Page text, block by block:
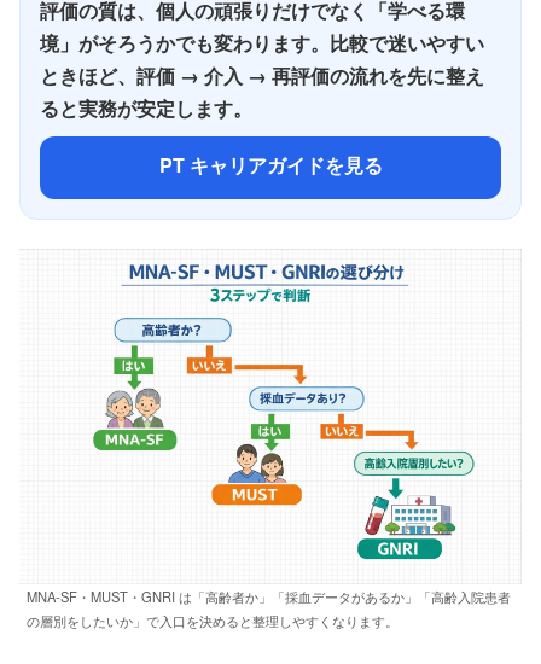
評価の質は、個人の頑張りだけでなく「学べる環
境」がそろうかでも変わります。比較で迷いやすい
ときほど、評価 → 介入 → 再評価の流れを先に整え
ると実務が安定します。
PT キャリアガイドを見る
MNA-SF・MUST・GNRI は「高齢者か」「採血データがあるか」「高齢入院患者
の層別をしたいか」で入口を決めると整理しやすくなります。